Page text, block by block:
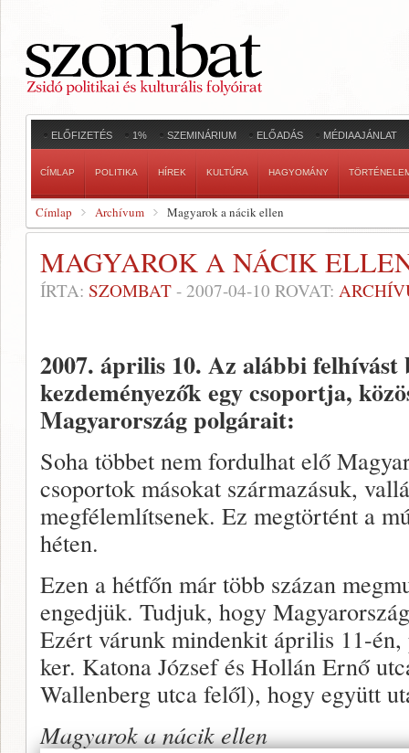
ELŐFIZETÉS 1% SZEMINÁRIUM ELŐADÁS MÉDIAAJÁNLAT
CÍMLAP POLITIKA HÍREK KULTÚRA HAGYOMÁNY
Címlap Archívum Magyarok a nácik ellen
MAGYAROK A NÁCIK
ÍRTA: SZOMBAT - 2007-04-10 ROVAT:
2007. április 10. Az alábbi
kezdeményezők egy csoportja,
Magyarország polgárait:
Soha többet nem fordulhat elő
csoportok másokat származásuk,
megfélemlítsenek. Ez megtörtént a
héten.
Ezen a hétfőn már több százan
engedjük. Tudjuk, hogy
Ezért várunk mindenkit április 11-
ker. Katona József és Hollán Ernő
Wallenberg utca felől), hogy együtt
Magyarok a nácik ellen